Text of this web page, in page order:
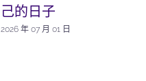
己的日子
2026 年 07 月 01 日